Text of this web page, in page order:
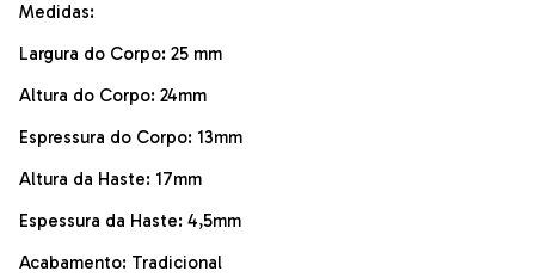
Medidas:
Largura do Corpo: 25 mm
Altura do Corpo: 24mm
Espressura do Corpo: 13mm
Altura da Haste: 17mm
Espessura da Haste: 4,5mm
Acabamento: Tradicional